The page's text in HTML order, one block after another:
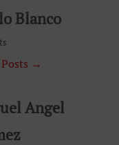
Blanco
→
Angel